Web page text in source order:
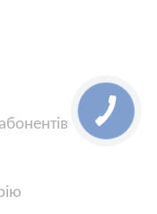
КНОПКА
ЗВ'ЯЗКУ